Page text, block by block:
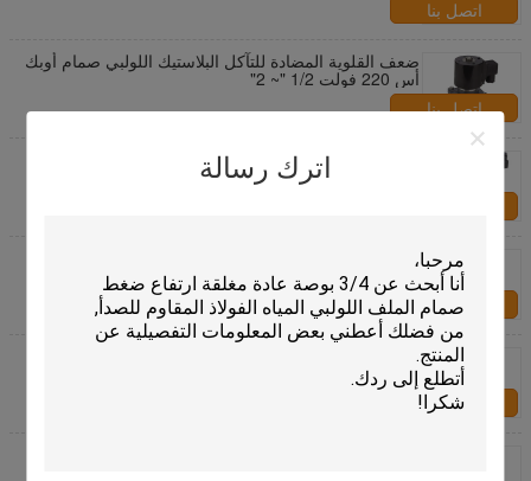
اترك رسالة
اتصل بنا
ضعف القلوية المضادة للتآكل البلاستيك اللولبي صمام أوبك
أس 220 فولت 1/2 "~ 2"
اتصل بنا
2 بوصة عادة مفتوحة نو البلاستيك الري الملف اللولبي
المياه الطيار تعمل
اتصل بنا
البلاستيكية للمياه المضادة للتآكل
اتصل بنا